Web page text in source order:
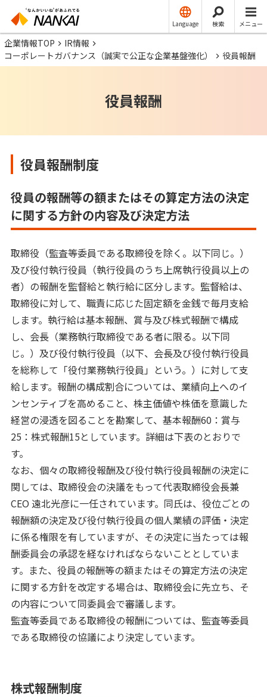
Language 検索 メニュー
企業情報TOP
IR情報
コーポレートガバナンス（誠実で公正な企業基盤強化）
役員報酬
役員報酬
役員報酬制度
役員の報酬等の額またはその算定方法の決定
に関する方針の内容及び決定方法
取締役（監査等委員である取締役を除く。以下同じ。）
及び役付執行役員（執行役員のうち上席執行役員以上の
者）の報酬を監督給と執行給に区分します。監督給は、
取締役に対して、職責に応じた固定額を金銭で毎月支給
します。執行給は基本報酬、賞与及び株式報酬で構成
し、会長（業務執行取締役である者に限る。以下同
じ。）及び役付執行役員（以下、会長及び役付執行役員
を総称して「役付業務執行役員」という。）に対して支
給します。報酬の構成割合については、業績向上へのイ
ンセンティブを高めること、株主価値や株価を意識した
経営の浸透を図ることを勘案して、基本報酬60：賞与
25：株式報酬15としています。詳細は下表のとおりで
す。
なお、個々の取締役報酬及び役付執行役員報酬の決定に
関しては、取締役会の決議をもって代表取締役会長兼
CEO 遠北光彦に一任されています。同氏は、役位ごとの
報酬額の決定及び役付執行役員の個人業績の評価・決定
に係る権限を有していますが、その決定に当たっては報
酬委員会の承認を経なければならないこととしていま
す。また、役員の報酬等の額またはその算定方法の決定
に関する方針を改定する場合は、取締役会に先立ち、そ
の内容について同委員会で審議します。
監査等委員である取締役の報酬については、監査等委員
である取締役の協議により決定しています。
株式報酬制度